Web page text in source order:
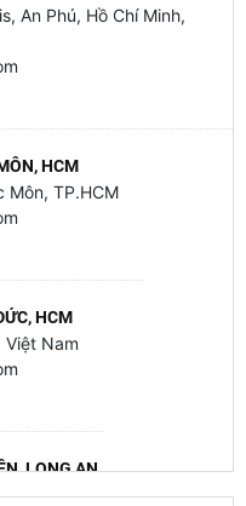
An Phú, Hồ Chí Minh,
HCM
Môn, TP.HCM
HCM
Việt Nam
LONG AN
Ninh, Việt Nam